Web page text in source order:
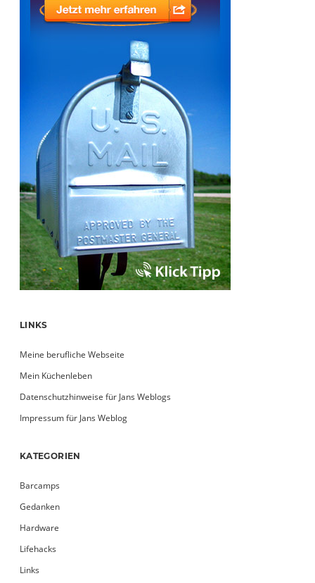
LINKS
Meine berufliche Webseite
Mein Küchenleben
Datenschutzhinweise für Jans Weblogs
Impressum für Jans Weblog
KATEGORIEN
Barcamps
Gedanken
Hardware
Lifehacks
Links